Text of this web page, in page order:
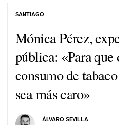
Mónica Pérez,
pública: «Para
consumo de
sea más caro»
ÁLVARO SEVILLA
SANTIAGO